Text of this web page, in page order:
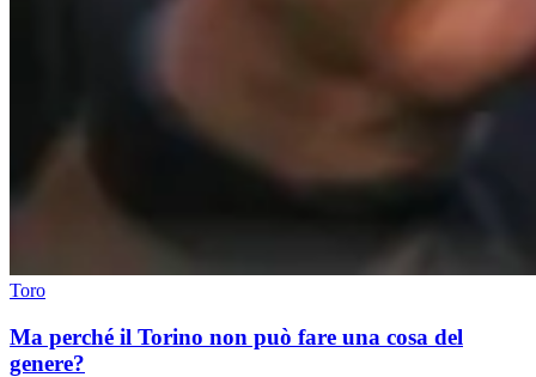
Toro
Ma perché il Torino non può fare una cosa del
genere?